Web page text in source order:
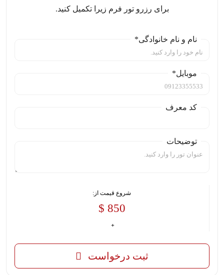
برای رزرو تور فرم زیرا تکمیل کنید.
نام و نام خانوادگی*
موبایل*
کد معرف
توضیحات
شروع قیمت از:
850 $
ثبت درخواست